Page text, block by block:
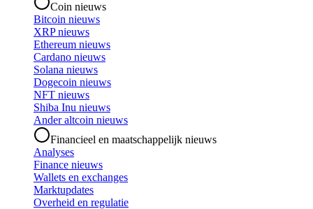
Coin nieuws
Bitcoin nieuws
XRP nieuws
Ethereum nieuws
Cardano nieuws
Solana nieuws
Dogecoin nieuws
NFT nieuws
Shiba Inu nieuws
Ander altcoin nieuws
Financieel en maatschappelijk nieuws
Analyses
Finance nieuws
Wallets en exchanges
Marktupdates
Overheid en regulatie